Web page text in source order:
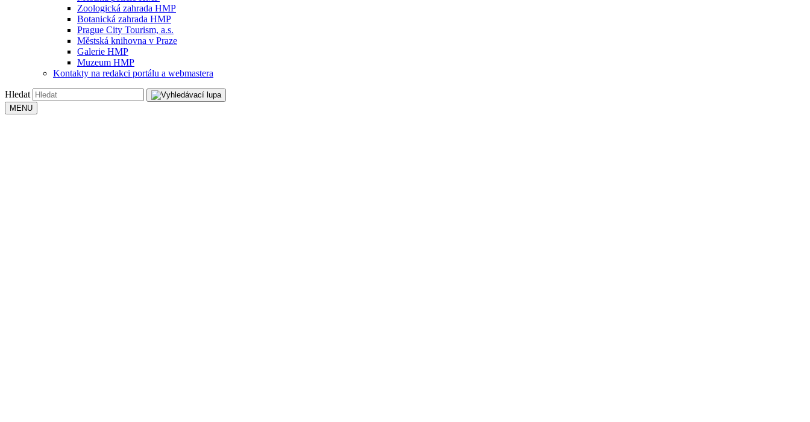
Zoologická zahrada HMP
Botanická zahrada HMP
Prague City Tourism, a.s.
Městská knihovna v Praze
Galerie HMP
Muzeum HMP
Kontakty na redakci portálu a webmastera
Hledat
MENU